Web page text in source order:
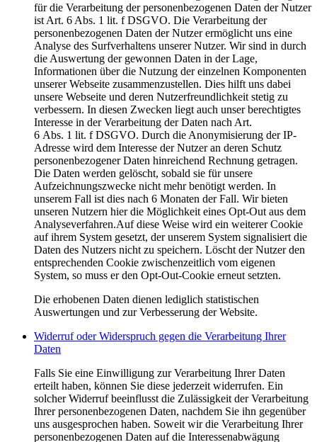
für die Verarbeitung der personenbezogenen Daten der Nutzer
ist Art. 6 Abs. 1 lit. f DSGVO. Die Verarbeitung der
personenbezogenen Daten der Nutzer ermöglicht uns eine
Analyse des Surfverhaltens unserer Nutzer. Wir sind in durch
die Auswertung der gewonnen Daten in der Lage,
Informationen über die Nutzung der einzelnen Komponenten
unserer Webseite zusammenzustellen. Dies hilft uns dabei
unsere Webseite und deren Nutzerfreundlichkeit stetig zu
verbessern. In diesen Zwecken liegt auch unser berechtigtes
Interesse in der Verarbeitung der Daten nach Art.
6 Abs. 1 lit. f DSGVO. Durch die Anonymisierung der IP-
Adresse wird dem Interesse der Nutzer an deren Schutz
personenbezogener Daten hinreichend Rechnung getragen.
Die Daten werden gelöscht, sobald sie für unsere
Aufzeichnungszwecke nicht mehr benötigt werden. In
unserem Fall ist dies nach 6 Monaten der Fall. Wir bieten
unseren Nutzern hier die Möglichkeit eines Opt-Out aus dem
Analyseverfahren.Auf diese Weise wird ein weiterer Cookie
auf ihrem System gesetzt, der unserem System signalisiert die
Daten des Nutzers nicht zu speichern. Löscht der Nutzer den
entsprechenden Cookie zwischenzeitlich vom eigenen
System, so muss er den Opt-Out-Cookie erneut setzten.
Die erhobenen Daten dienen lediglich statistischen
Auswertungen und zur Verbesserung der Website.
Widerruf oder Widerspruch gegen die Verarbeitung Ihrer
Daten
Falls Sie eine Einwilligung zur Verarbeitung Ihrer Daten
erteilt haben, können Sie diese jederzeit widerrufen. Ein
solcher Widerruf beeinflusst die Zulässigkeit der Verarbeitung
Ihrer personenbezogenen Daten, nachdem Sie ihn gegenüber
uns ausgesprochen haben. Soweit wir die Verarbeitung Ihrer
personenbezogenen Daten auf die Interessenabwägung